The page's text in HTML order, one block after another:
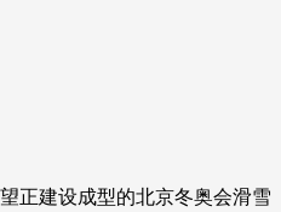
正建设成型的北京冬奥会滑雪